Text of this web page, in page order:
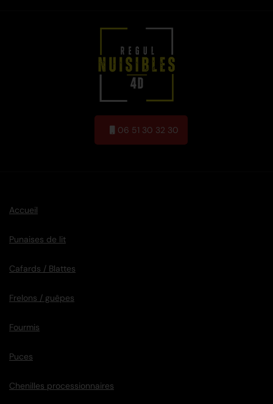
06 51 30 32 30
Accueil
Punaises de lit
Cafards / Blattes
Frelons / guêpes
Fourmis
Puces
Chenilles processionnaires